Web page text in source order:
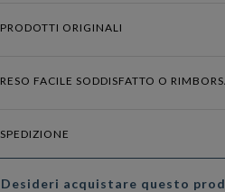
PRODOTTI ORIGINALI
RESO FACILE SODDISFATTO O
SPEDIZIONE
Desideri acquistare questo